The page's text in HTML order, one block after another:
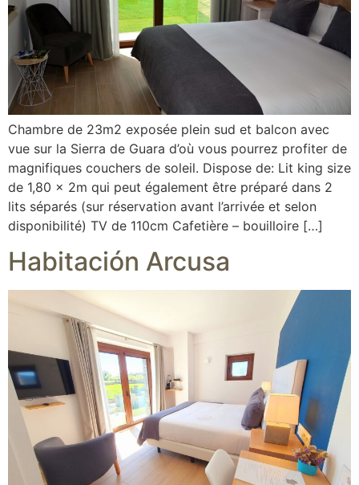
Chambre de 23m2 exposée plein sud et balcon avec
vue sur la Sierra de Guara d’où vous pourrez profiter de
magnifiques couchers de soleil. Dispose de: Lit king size
de 1,80 x 2m qui peut également être préparé dans 2
lits séparés (sur réservation avant l’arrivée et selon
disponibilité) TV de 110cm Cafetière – bouilloire […]
Habitación Arcusa